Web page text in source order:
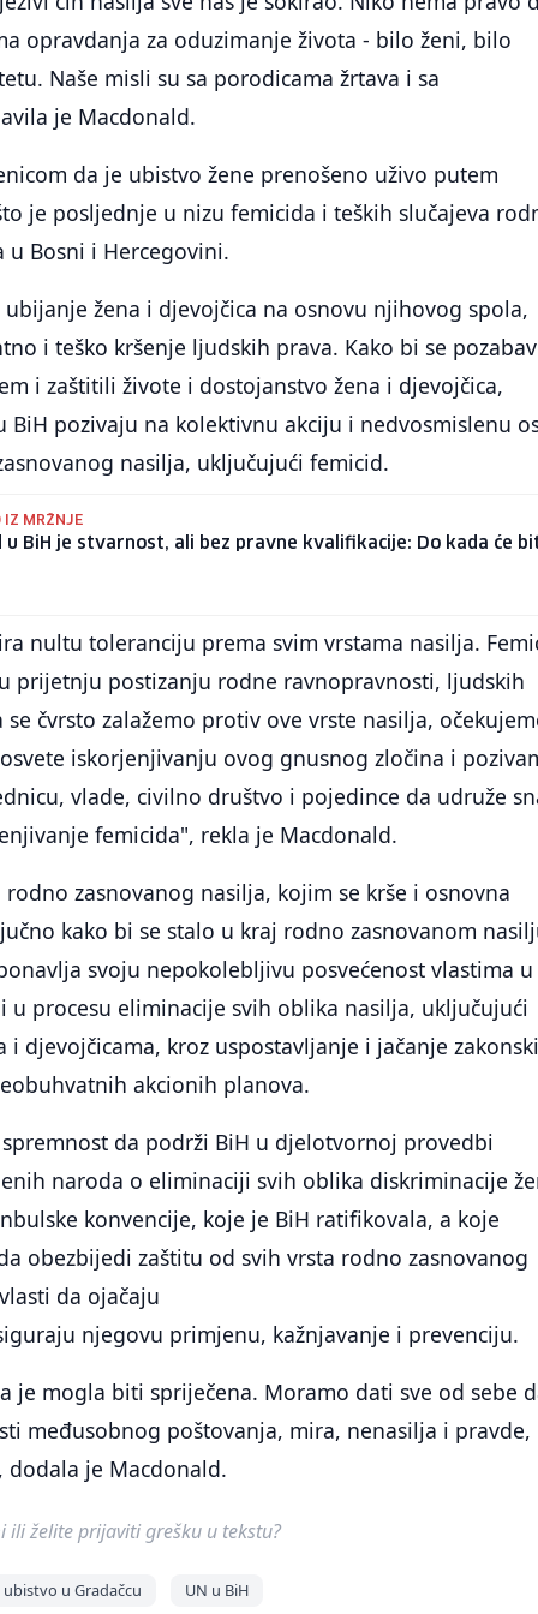
opravdanja za oduzimanje života - bilo ženi, bilo
Naše misli su sa porodicama žrtava i sa
je Macdonald.
da je ubistvo žene prenošeno uživo putem
je posljednje u nizu femicida i teških slučajeva
u Bosni i Hercegovini.
žena i djevojčica na osnovu njihovog spola,
i teško kršenje ljudskih prava. Kako bi se
i zaštitili živote i dostojanstvo žena i djevojčica,
BiH pozivaju na kolektivnu akciju i nedvosmislenu
nasilja, uključujući femicid.
IZ MRŽNJE
u BiH je stvarnost, ali bez pravne kvalifikacije: Do kada će
nultu toleranciju prema svim vrstama nasilja.
prijetnju postizanju rodne ravnopravnosti, ljudskih
čvrsto zalažemo protiv ove vrste nasilja,
iskorjenjivanju ovog gnusnog zločina i
vlade, civilno društvo i pojedince da udruže
femicida", rekla je Macdonald.
zasnovanog nasilja, kojim se krše i osnovna
kako bi se stalo u kraj rodno zasnovanom
svoju nepokolebljivu posvećenost vlastima u
u procesu eliminacije svih oblika nasilja, uključujući
i djevojčicama, kroz uspostavljanje i jačanje
akcionih planova.
da podrži BiH u djelotvornoj provedbi
naroda o eliminaciji svih oblika diskriminacije
konvencije, koje je BiH ratifikovala, a koje
obezbijedi zaštitu od svih vrsta rodno zasnovanog
da ojačaju
njegovu primjenu, kažnjavanje i prevenciju.
je mogla biti spriječena. Moramo dati sve od sebe
međusobnog poštovanja, mira, nenasilja i pravde,
je Macdonald.
ili želite prijaviti grešku u tekstu?
ubistvo u Gradačcu UN u BiH